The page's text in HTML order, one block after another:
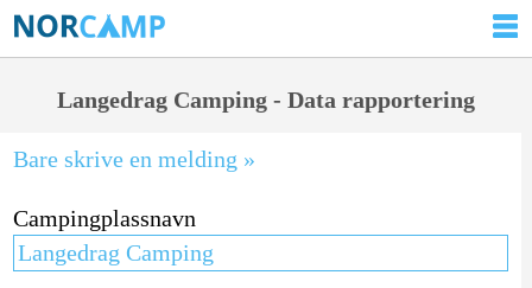
Langedrag Camping - Data rapportering
Bare skrive en melding »
Campingplassnavn